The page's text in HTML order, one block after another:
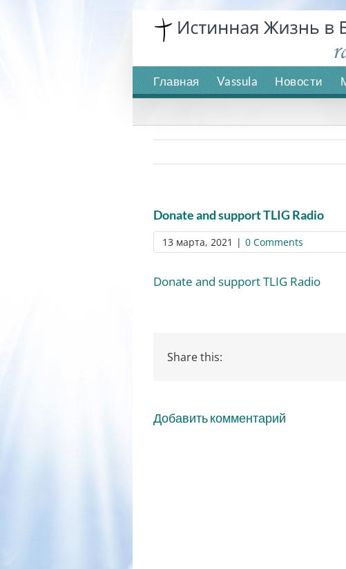
Главная Vassula Новости
Donate and support TLIG Radio
13 марта, 2021 | 0 Comments
Donate and support TLIG Radio
Share this:
Добавить комментарий